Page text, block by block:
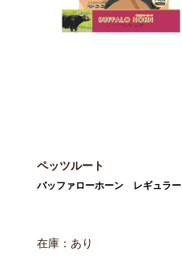
ペッツルート
バッファローホーン レギュラー
在庫：あり